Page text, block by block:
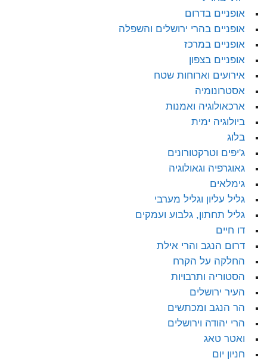
אופניים בדרום
אופניים בהרי ירושלים והשפלה
אופניים במרכז
אופניים בצפון
אירועים וארוחות שטח
אסטרונומיה
ארכאולוגיה ואמנות
ביולוגיה ימית
בלוג
ג'יפים וטרקטורונים
גאוגרפיה וגאולוגיה
גימלאים
גליל עליון וגליל מערבי
גליל תחתון, גלבוע ועמקים
דו חיים
דרום הנגב והרי אילת
החלקה על הקרח
הסטוריה ותרבויות
העיר ירושלים
הר הנגב ומכתשים
הרי יהודה וירושלים
ואטר טאג
חניון יום